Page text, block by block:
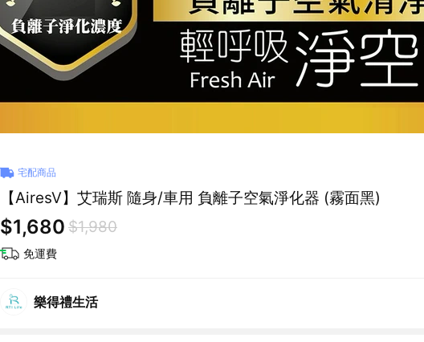
宅配商品
【AiresV】艾瑞斯 隨身/車用 負離子空氣淨化器 (霧面黑)
$1,680 $1,980
免運費
樂得禮生活